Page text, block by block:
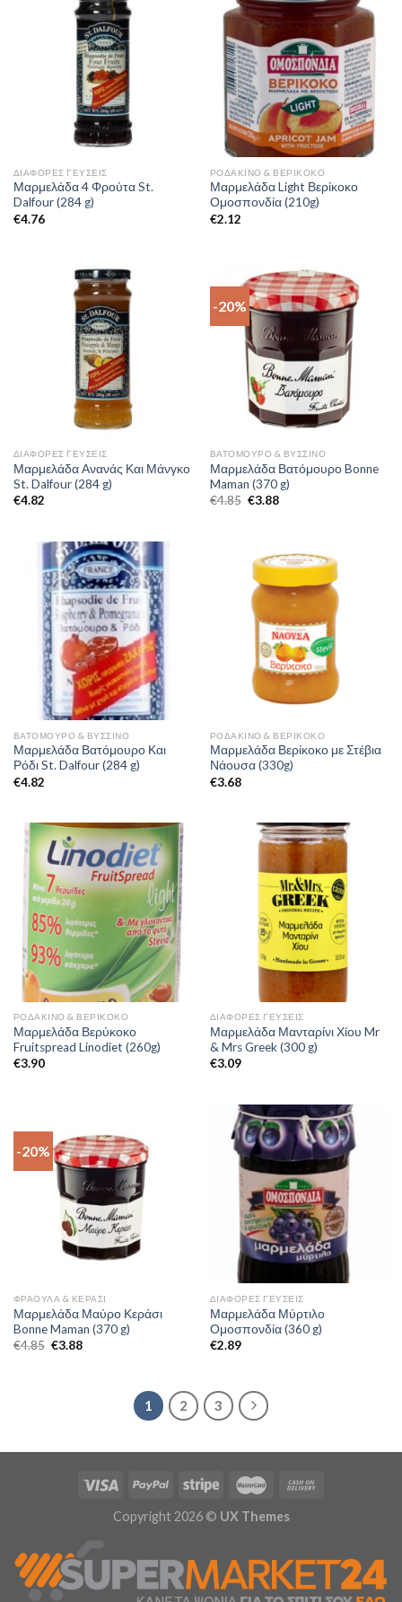
ΔΙΆΦΟΡΕΣ ΓΕΎΣΕΙΣ
Μαρμελάδα 4 Φρούτα St.
Dalfour (284 g)
€4.76
ΡΟΔΆΚΙΝΟ & ΒΕΡΊΚΟΚΟ
Μαρμελάδα Light Βερίκοκο
Ομοσπονδία (210g)
€2.12
ΔΙΆΦΟΡΕΣ ΓΕΎΣΕΙΣ
Μαρμελάδα Ανανάς Και Μάνγκο
St. Dalfour (284 g)
€4.82
-20%
ΒΑΤΌΜΟΥΡΟ & ΒΎΣΣΙΝΟ
Μαρμελάδα Βατόμουρο Bonne
Maman (370 g)
€4.85 €3.88
ΒΑΤΌΜΟΥΡΟ & ΒΎΣΣΙΝΟ
Μαρμελάδα Βατόμουρο Και
Ρόδι St. Dalfour (284 g)
€4.82
ΡΟΔΆΚΙΝΟ & ΒΕΡΊΚΟΚΟ
Μαρμελάδα Βερίκοκο με Στέβια
Νάουσα (330g)
€3.68
ΡΟΔΆΚΙΝΟ & ΒΕΡΊΚΟΚΟ
Μαρμελάδα Βερύκοκο
Fruitspread Linodiet (260g)
€3.90
ΔΙΆΦΟΡΕΣ ΓΕΎΣΕΙΣ
Μαρμελάδα Μανταρίνι Χίου Mr
& Mrs Greek (300 g)
€3.09
-20%
ΦΡΆΟΥΛΑ & ΚΕΡΆΣΙ
Μαρμελάδα Μαύρο Κεράσι
Bonne Maman (370 g)
€4.85 €3.88
ΔΙΆΦΟΡΕΣ ΓΕΎΣΕΙΣ
Μαρμελάδα Μύρτιλο
Ομοσπονδία (360 g)
€2.89
1 2 3
Copyright 2026 © UX Themes